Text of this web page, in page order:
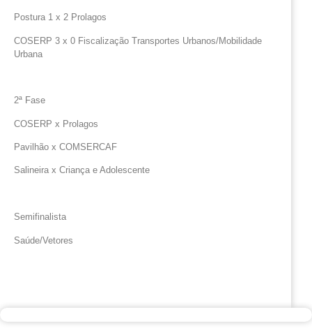
Postura 1 x 2 Prolagos
COSERP 3 x 0 Fiscalização Transportes Urbanos/Mobilidade
Urbana
2ª Fase
COSERP x Prolagos
Pavilhão x COMSERCAF
Salineira x Criança e Adolescente
Semifinalista
Saúde/Vetores